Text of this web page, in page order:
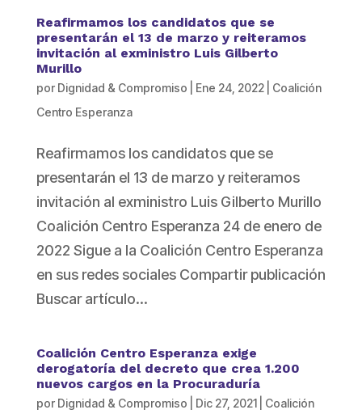
Reafirmamos los candidatos que se
presentarán el 13 de marzo y reiteramos
invitación al exministro Luis Gilberto
Murillo
por Dignidad & Compromiso Ene 24, 2022| Coalición
Centro Esperanza
Reafirmamos los candidatos que se
presentarán el 13 de marzo y reiteramos
invitación al exministro Luis Gilberto Murillo
Coalición Centro Esperanza 24 de enero de
2022 Sigue a la Coalición Centro Esperanza
en sus redes sociales Compartir publicación
Buscar artículo...
Coalición Centro Esperanza exige
derogatoría del decreto que crea 1.200
nuevos cargos en la Procuraduría
por Dignidad & Compromiso Dic 27, 2021| Coalición